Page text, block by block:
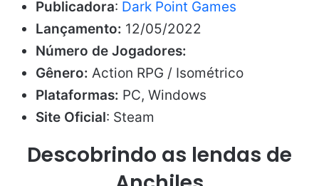
Publicadora: Dark Point Games
Lançamento: 12/05/2022
Número de Jogadores:
Gênero: Action RPG / Isométrico
Plataformas: PC, Windows
Site Oficial: Steam
Descobrindo as lendas de